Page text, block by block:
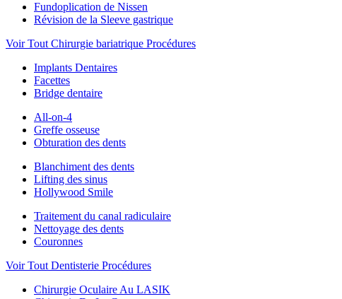
Fundoplication de Nissen
Révision de la Sleeve gastrique
Voir Tout Chirurgie bariatrique Procédures
Implants Dentaires
Facettes
Bridge dentaire
All-on-4
Greffe osseuse
Obturation des dents
Blanchiment des dents
Lifting des sinus
Hollywood Smile
Traitement du canal radiculaire
Nettoyage des dents
Couronnes
Voir Tout Dentisterie Procédures
Chirurgie Oculaire Au LASIK